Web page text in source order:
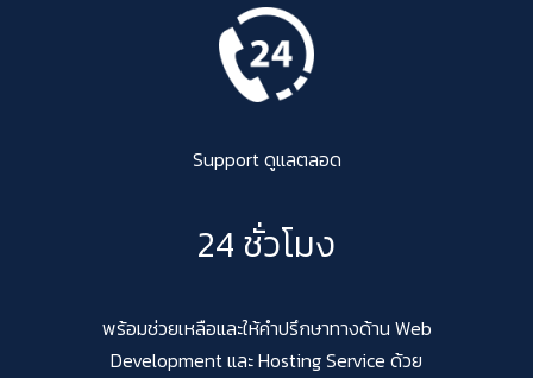
Support ดูแลตลอด
24 ชั่วโมง
พร้อมช่วยเหลือและให้คำปรึกษาทางด้าน Web
Development และ Hosting Service ด้วย